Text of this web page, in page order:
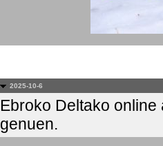
2025-10-6
Ebroko Deltako
genuen.